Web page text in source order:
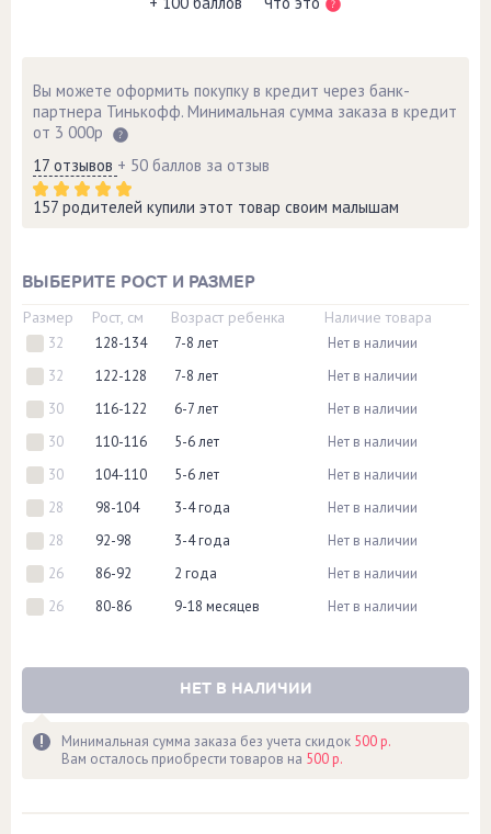
Вы можете оформить покупку в кредит через банк-
партнера Тинькофф. Минимальная сумма заказа в кредит
от 3 000р
17 отзывов + 50 баллов за отзыв
157 родителей купили этот товар своим малышам
ВЫБЕРИТЕ РОСТ И РАЗМЕР
Размер Рост, см Возраст ребенка Наличие товара
32 128-134 7-8 лет
Нет в наличии
32
122-128 7-8 лет
Нет в наличии
30
116-122 6-7 лет
Нет в наличии
30
110-116 5-6 лет
Нет в наличии
30
104-110 5-6 лет
Нет в наличии
28
98-104 3-4 года
Нет в наличии
28
92-98 3-4 года
Нет в наличии
26
86-92 2 года
Нет в наличии
26
80-86 9-18 месяцев Нет в наличии
НЕТ В НАЛИЧИИ
Минимальная сумма заказа без учета скидок 500 р.
Вам осталось приобрести товаров на 500 р.